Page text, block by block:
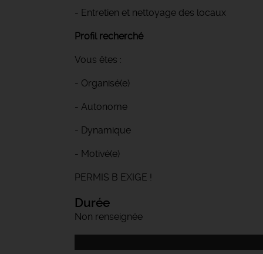
- Entretien et nettoyage des locaux
Profil recherché
Vous êtes :
- Organisé(e)
- Autonome
- Dynamique
- Motivé(e)
PERMIS B EXIGE !
Durée
Non renseignée